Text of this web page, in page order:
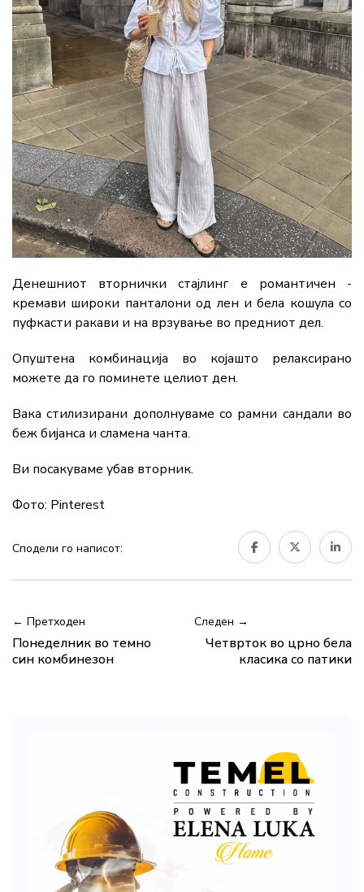
Денешниот вторнички стајлинг е романтичен -
кремави широки панталони од лен и бела кошула со
пуфкасти ракави и на врзување во предниот дел.
Опуштена комбинација во којашто релаксирано
можете да го поминете целиот ден.
Вака стилизирани дополнуваме со рамни сандали во
беж бијанса и сламена чанта.
Ви посакуваме убав вторник.
Фото: Pinterest
Сподели го написот:
← Претходен
Понеделник во темно
син комбинезон
Следен →
Четврток во црно бела
класика со патики